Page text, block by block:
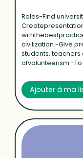
Roles-Find
civilization.-Give
students,
ofvolunteerism.-
Ajouter à ma